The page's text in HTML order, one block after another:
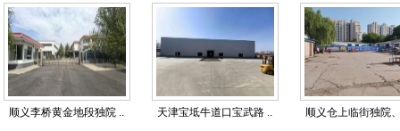
顺义李桥黄金地段独院 .. 天津宝坻牛道口宝武路 .. 顺义仓上临街独院